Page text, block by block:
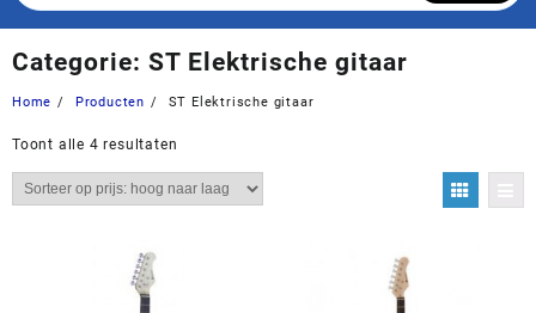
Categorie: ST Elektrische gitaar
Home Producten ST Elektrische gitaar
Toont alle 4 resultaten
prijs: